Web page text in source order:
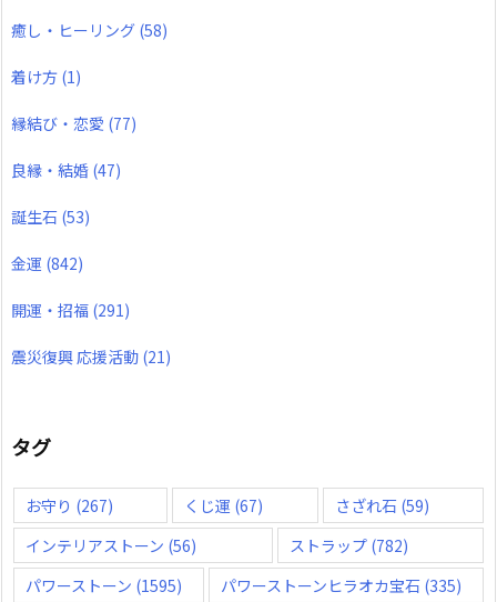
癒し・ヒーリング (58)
着け方 (1)
縁結び・恋愛 (77)
良縁・結婚 (47)
誕生石 (53)
金運 (842)
開運・招福 (291)
震災復興 応援活動 (21)
タグ
お守り (267) くじ運 (67) さざれ石 (59)
インテリアストーン (56) ストラップ(782)
パワーストーン (1595) パワーストーンヒラオカ宝石 (335)